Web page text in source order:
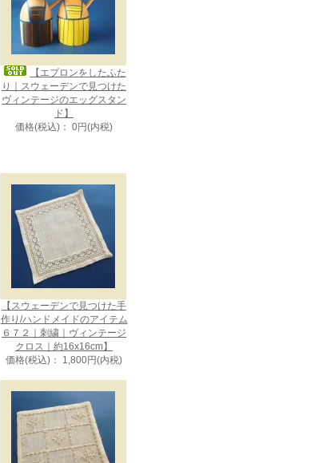
【エプロンをしたふた
り｜スウェーデンで見つけた
ヴィンテージのエッグスタン
ド】
価格(税込)： 0円(内税)
【スウェーデンで見つけた手
作り/ハンドメイドのアイテム
６７２｜刺繍｜ヴィンテージ
クロス｜約16x16cm】
価格(税込)： 1,800円(内税)